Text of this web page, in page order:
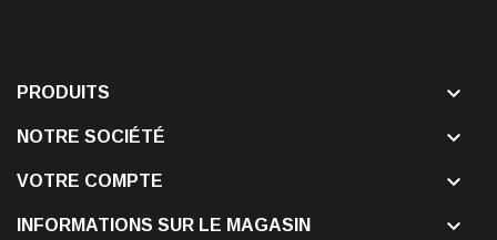
PRODUITS 
NOTRE SOCIÉTÉ 
VOTRE COMPTE 
INFORMATIONS SUR LE MAGASIN 